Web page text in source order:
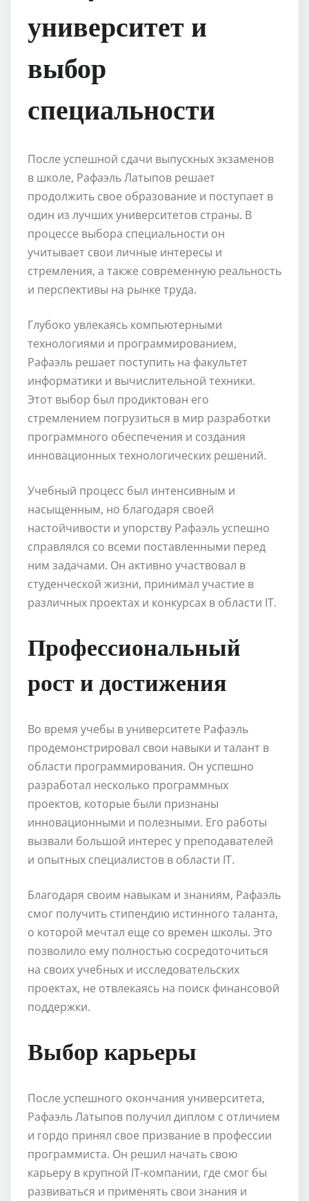
университет и
выбор
специальности
После успешной сдачи выпускных экзаменов
в школе, Рафаэль Латыпов решает
продолжить свое образование и поступает в
один из лучших университетов страны. В
процессе выбора специальности он
учитывает свои личные интересы и
стремления, а также современную реальность
и перспективы на рынке труда.
Глубоко увлекаясь компьютерными
технологиями и программированием,
Рафаэль решает поступить на факультет
информатики и вычислительной техники.
Этот выбор был продиктован его
стремлением погрузиться в мир разработки
программного обеспечения и создания
инновационных технологических решений.
Учебный процесс был интенсивным и
насыщенным, но благодаря своей
настойчивости и упорству Рафаэль успешно
справлялся со всеми поставленными перед
ним задачами. Он активно участвовал в
студенческой жизни, принимал участие в
различных проектах и конкурсах в области IT.
Профессиональный
рост и достижения
Во время учебы в университете Рафаэль
продемонстрировал свои навыки и талант в
области программирования. Он успешно
разработал несколько программных
проектов, которые были признаны
инновационными и полезными. Его работы
вызвали большой интерес у преподавателей
и опытных специалистов в области IT.
Благодаря своим навыкам и знаниям, Рафаэль
смог получить стипендию истинного таланта,
о которой мечтал еще со времен школы. Это
позволило ему полностью сосредоточиться
на своих учебных и исследовательских
проектах, не отвлекаясь на поиск финансовой
поддержки.
Выбор карьеры
После успешного окончания университета,
Рафаэль Латыпов получил диплом с отличием
и гордо принял свое призвание в профессии
программиста. Он решил начать свою
карьеру в крупной IT-компании, где смог бы
развиваться и применять свои знания и